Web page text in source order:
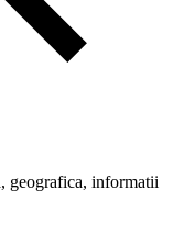
geografica, informatii